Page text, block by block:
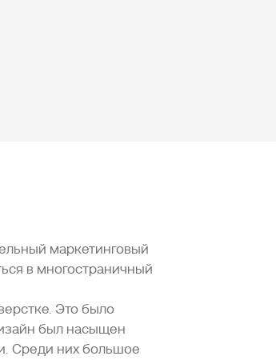
маркетинговый
в многостраничный
Это было
был насыщен
Среди них большое